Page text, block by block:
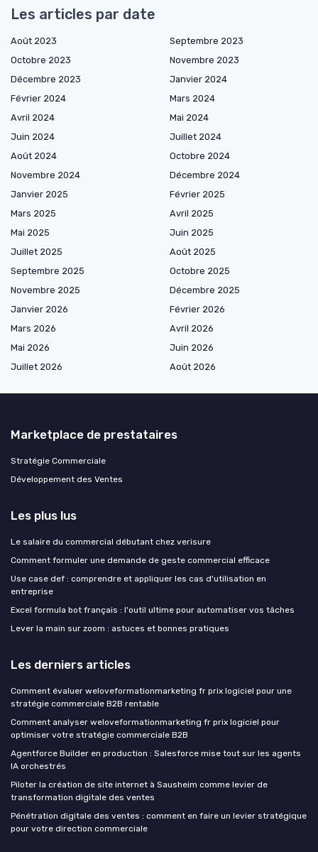
Les articles par date
Août 2023
Septembre 2023
Octobre 2023
Novembre 2023
Décembre 2023
Janvier 2024
Février 2024
Mars 2024
Avril 2024
Mai 2024
Juin 2024
Juillet 2024
Août 2024
Octobre 2024
Novembre 2024
Décembre 2024
Janvier 2025
Février 2025
Mars 2025
Avril 2025
Mai 2025
Juin 2025
Juillet 2025
Août 2025
Septembre 2025
Octobre 2025
Novembre 2025
Décembre 2025
Janvier 2026
Février 2026
Mars 2026
Avril 2026
Mai 2026
Juin 2026
Juillet 2026
Août 2026
Marketplace de prestataires
Stratégie Commerciale
Développement des Ventes
Les plus lus
Le salaire du commercial débutant chez verisure
Comment formuler une demande de geste commercial efficace
Use case def : comprendre et appliquer les cas d'utilisation en
entreprise
Excel formula bot français : l'outil ultime pour automatiser vos tâches
Lever la main sur zoom : astuces et bonnes pratiques
Les derniers articles
Comment évaluer weloveformationmarketing fr prix logiciel pour une
stratégie commerciale B2B rentable
Comment analyser weloveformationmarketing fr prix logiciel pour
optimiser votre stratégie commerciale B2B
Agentforce Builder en production : Salesforce mise tout sur les agents
IA orchestrés
Piloter la création de site internet à Sausheim comme levier de
transformation digitale des ventes
Pénétration digitale des ventes : comment en faire un levier stratégique
pour votre direction commerciale